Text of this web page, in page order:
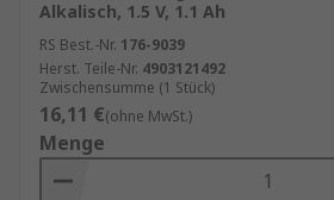
Alkalisch, 1.5 V, 1.1 Ah
RS Best.-Nr. 176-9039
Herst. Teile-Nr. 4903121492
Zwischensumme (1 Stück)
16,11 €(ohne MwSt.)
Menge